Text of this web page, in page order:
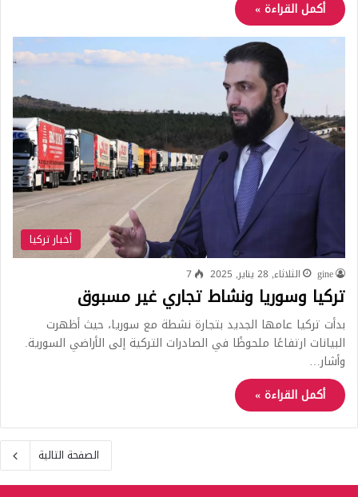
أكمل القراءة »
أخبار تركيا
gine الثلاثاء, 28 يناير, 2025 7
تركيا وسوريا ونشاط تجاري غير مسبوق
بدأت تركيا عامها الجديد بتجارة نشطة مع سوريا، حيث أظهرت
البيانات ارتفاعًا ملحوظًا في الصادرات التركية إلى الأراضي السورية.
وأشار…
أكمل القراءة »
الصفحة التالية